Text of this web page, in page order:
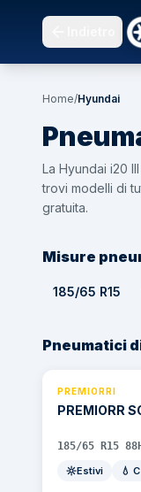
Home/Hyundai
La Hyundai i20
trovi modelli di
gratuita.
Misure
185/65 R15
Pneumatici
PREMIORRI
PREMIORR
185/65 R15 88H
Estivi
💧 C